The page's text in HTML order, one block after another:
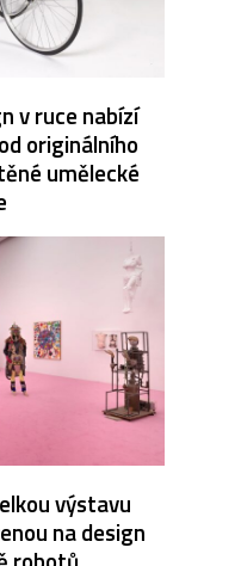
v ruce nabízí
originálního
umělecké
výstavu
na design